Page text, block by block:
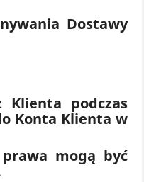
Dostawy
podczas
Konta Klienta w
mogą być